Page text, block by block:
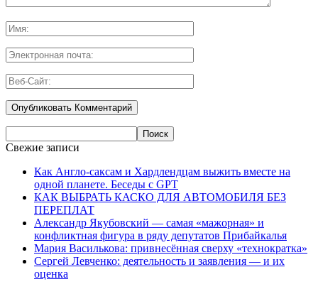
Свежие записи
Как Англо-саксам и Хардлендцам выжить вместе на
одной планете. Беседы с GPT
КАК ВЫБРАТЬ КАСКО ДЛЯ АВТОМОБИЛЯ БЕЗ
ПЕРЕПЛАТ
Александр Якубовский — самая «мажорная» и
конфликтная фигура в ряду депутатов Прибайкалья
Мария Василькова: привнесённая сверху «технократка»
Сергей Левченко: деятельность и заявления — и их
оценка